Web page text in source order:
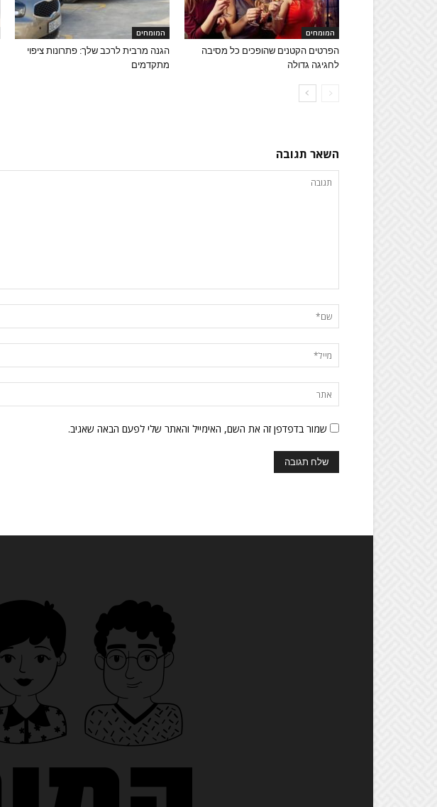
המומחים
הפרטים הקטנים שהופכים כל מסיבה
לחגיגה גדולה
המומחים
הגנה מרבית לרכב שלך: פתרונות ציפוי
מתקדמים
השאר תגובה
שמור בדפדפן זה את השם, האימייל והאתר שלי לפעם הבאה שאגיב.